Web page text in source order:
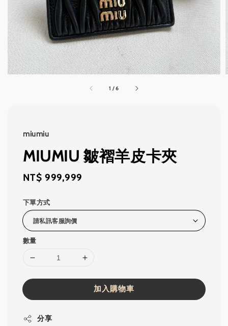
1 /6
miumiu
MIUMIU 皺褶羊皮卡夾
Regular
NT$ 999,999
下單方式
數量
加入購物車
分享